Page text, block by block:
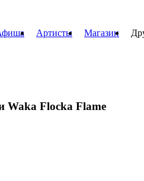
Артисты Магазин
Waka Flocka Flame